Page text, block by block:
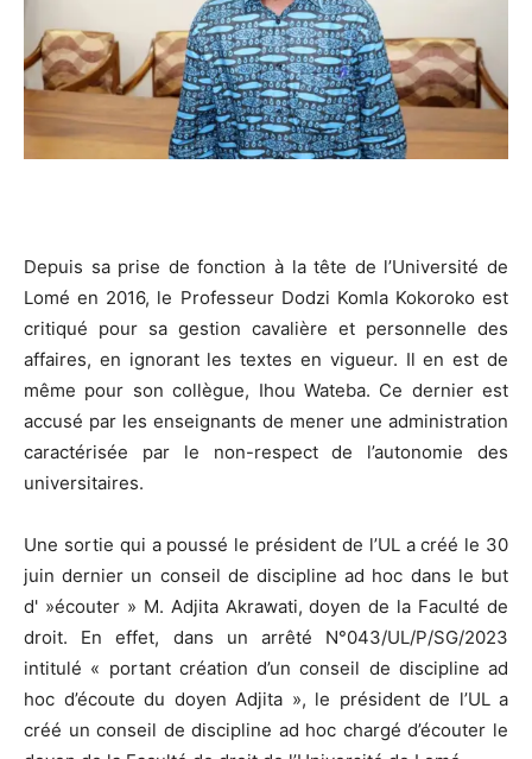
Depuis sa prise de fonction à la tête de l’Université de
Lomé en 2016, le Professeur Dodzi Komla Kokoroko est
critiqué pour sa gestion cavalière et personnelle des
affaires, en ignorant les textes en vigueur. Il en est de
même pour son collègue, Ihou Wateba. Ce dernier est
accusé par les enseignants de mener une administration
caractérisée par le non-respect de l’autonomie des
universitaires.
Une sortie qui a poussé le président de l’UL a créé le 30
juin dernier un conseil de discipline ad hoc dans le but
d' »écouter » M. Adjita Akrawati, doyen de la Faculté de
droit. En effet, dans un arrêté N°043/UL/P/SG/2023
intitulé « portant création d’un conseil de discipline ad
hoc d’écoute du doyen Adjita », le président de l’UL a
créé un conseil de discipline ad hoc chargé d’écouter le